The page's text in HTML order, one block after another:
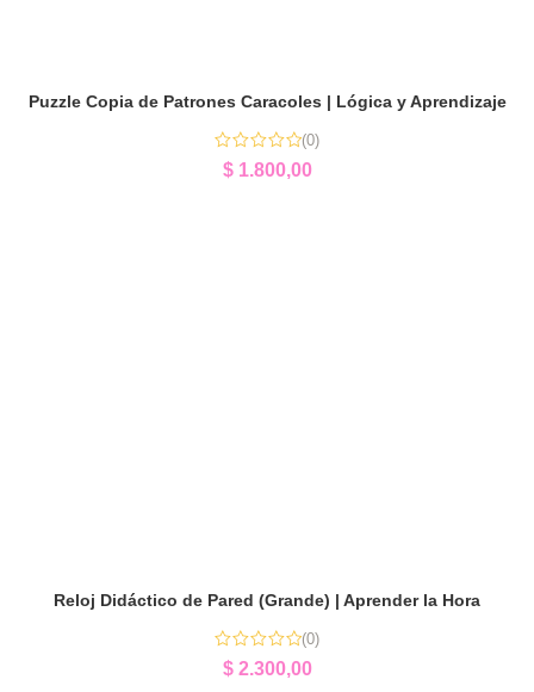
Puzzle Copia de Patrones Caracoles | Lógica y Aprendizaje
(0)
$1.800,00
Reloj Didáctico de Pared (Grande) | Aprender la Hora
(0)
$2.300,00